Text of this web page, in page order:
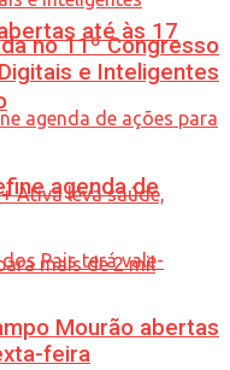
até às 17
no 11º Congresso
e Inteligentes
agenda de
Mourão abertas
feira